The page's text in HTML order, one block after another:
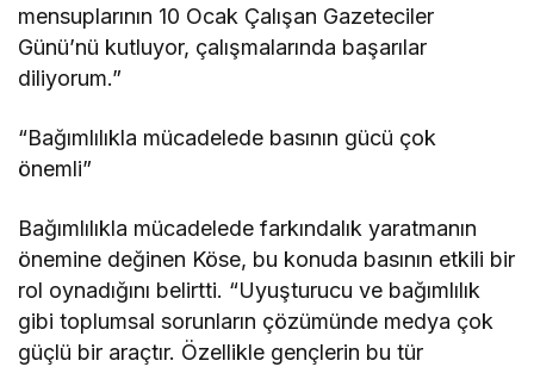
mensuplarının 10 Ocak Çalışan Gazeteciler
Günü’nü kutluyor, çalışmalarında başarılar
diliyorum.”
“Bağımlılıkla mücadelede basının gücü çok
önemli”
Bağımlılıkla mücadelede farkındalık yaratmanın
önemine değinen Köse, bu konuda basının etkili bir
rol oynadığını belirtti. “Uyuşturucu ve bağımlılık
gibi toplumsal sorunların çözümünde medya çok
güçlü bir araçtır. Özellikle gençlerin bu tür